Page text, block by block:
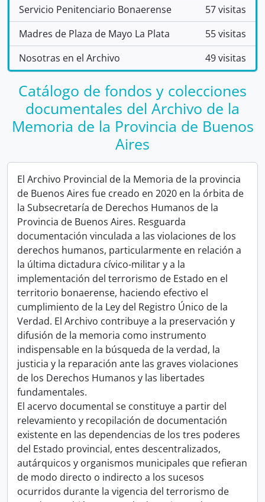
Servicio Penitenciario Bonaerense
57 visitas
Madres de Plaza de Mayo La Plata
55 visitas
Nosotras en el Archivo
49 visitas
Catálogo de fondos y colecciones
documentales del Archivo de la
Memoria de la Provincia de Buenos
Aires
El Archivo Provincial de la Memoria de la provincia
de Buenos Aires fue creado en 2020 en la órbita de
la Subsecretaría de Derechos Humanos de la
Provincia de Buenos Aires. Resguarda
documentación vinculada a las violaciones de los
derechos humanos, particularmente en relación a
la última dictadura cívico-militar y a la
implementación del terrorismo de Estado en el
territorio bonaerense, haciendo efectivo el
cumplimiento de la Ley del Registro Único de la
Verdad. El Archivo contribuye a la preservación y
difusión de la memoria como instrumento
indispensable en la búsqueda de la verdad, la
justicia y la reparación ante las graves violaciones
de los Derechos Humanos y las libertades
fundamentales.
El acervo documental se constituye a partir del
relevamiento y recopilación de documentación
existente en las dependencias de los tres poderes
del Estado provincial, entes descentralizados,
autárquicos y organismos municipales que refieran
de modo directo o indirecto a los sucesos
ocurridos durante la vigencia del terrorismo de